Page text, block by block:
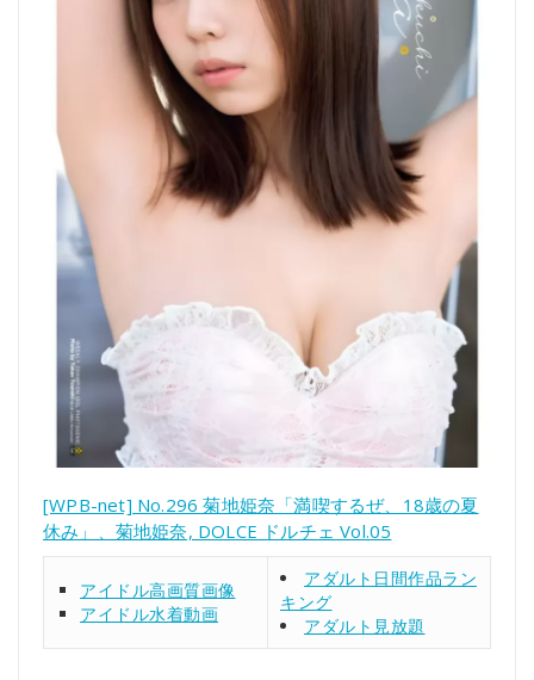
[WPB-net] No.296 菊地姫奈「満喫するぜ、18歳の夏
休み」、菊地姫奈, DOLCE ドルチェ Vol.05
アイドル高画質画像
アイドル水着動画
アダルト日間作品ラン
キング
アダルト見放題